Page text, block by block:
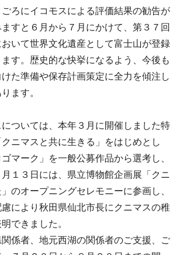
ろにイコモスによる評価結果の勧告が
すと６月から７月にかけて、第３７回
いて世界文化遺産として富士山が登録
す。歴史的な快挙になるよう、今後も
た準備や保存計画策定に全力を傾注し
ます。
ついては、本年３月に開催しました特
ニマスと共に生きる」をはじめとし
マーク」を一般公募作品から選考し、
１３日には、県立博物館企画展「クニ
のオープニングセレモニーに参画し、
により秋田県仙北市長にクニマスの稚
できました。
係者、地元西湖の関係者のご支援、ご